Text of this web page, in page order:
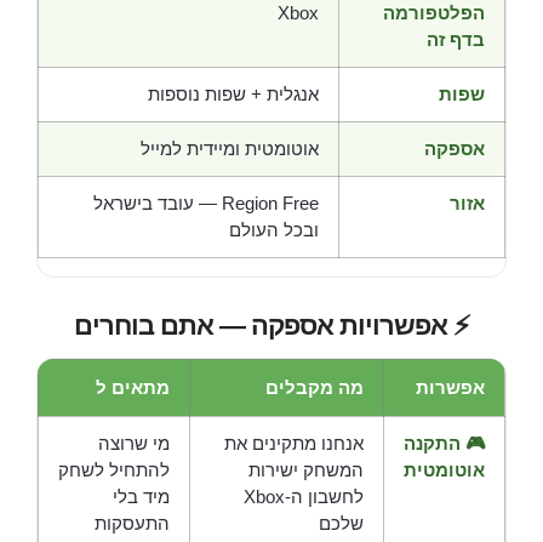
הפלטפורמה
בדף זה
Xbox
שפות אנגלית + שפות נוספות
אספקה אוטומטית ומיידית למייל
אזור
Region Free — עובד בישראל
ובכל העולם
⚡ אפשרויות אספקה — אתם בוחרים
אפשרות מה מקבלים מתאים ל
🎮 התקנה
אוטומטית
אנחנו מתקינים את
המשחק ישירות
לחשבון ה-Xbox
שלכם
מי שרוצה
להתחיל לשחק
מיד בלי
התעסקות